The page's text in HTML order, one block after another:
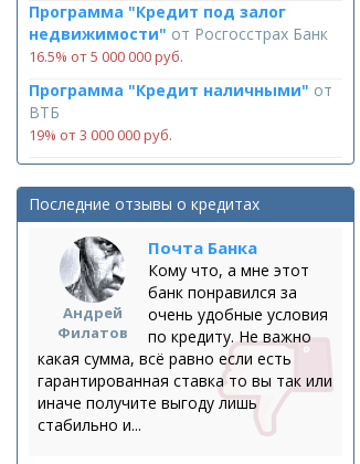
Программа "Кредит под залог
недвижимости" от Росгосстрах Банк
16.5% от 5 000 000 руб.
Программа "Кредит наличными" от
ВТБ
19% от 3 000 000 руб.
Последние отзывы о кредитах
Андрей
Филатов
Почта Банка
Кому что, а мне этот
банк понравился за
очень удобные условия
по кредиту. Не важно
какая сумма, всё равно если есть
гарантированная ставка то вы так или
иначе получите выгоду лишь
стабильно и...